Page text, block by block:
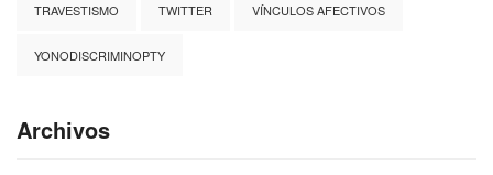
TRAVESTISMO TWITTER VÍNCULOS AFECTIVOS
YONODISCRIMINOPTY
Archivos